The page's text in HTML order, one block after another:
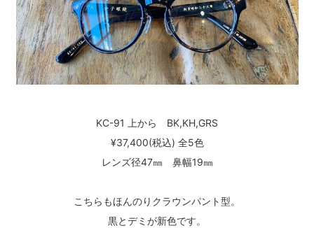
KC-91 上から BK,KH,GRS
¥37,400(税込) 全5色
レンズ径47㎜ 鼻幅19㎜
こちらもほんのりクラウンパント型。
黒とデミが新色です。